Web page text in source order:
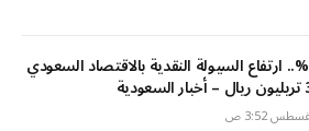
بزيادة 6.7%.. ارتفاع السيولة النقدية بالاقتصاد السعودي